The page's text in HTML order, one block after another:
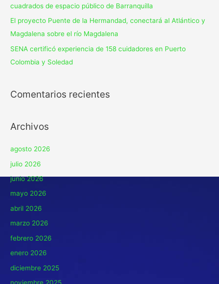
cuadrados de espacio público de Barranquilla
El proyecto Puente de la Hermandad, conectará al Atlántico y
Magdalena sobre el río Magdalena
SENA certificó experiencia de 158 cuidadores en Puerto
Colombia y Soledad
Comentarios recientes
Archivos
agosto 2026
julio 2026
junio 2026
mayo 2026
abril 2026
marzo 2026
febrero 2026
enero 2026
diciembre 2025